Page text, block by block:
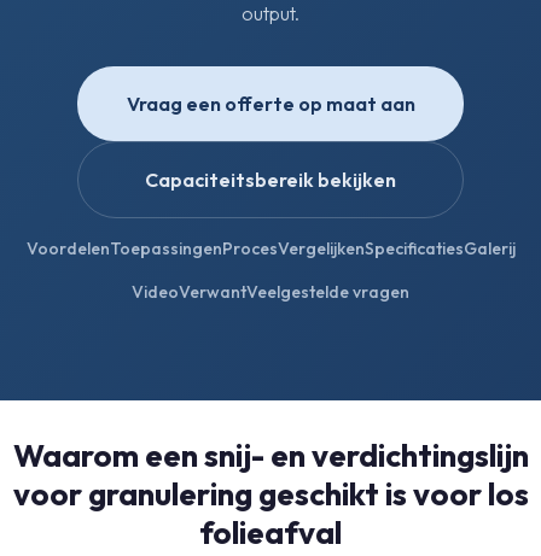
output.
Vraag een offerte op maat aan
Capaciteitsbereik bekijken
VoordelenToepassingenProcesVergelijkenSpecificatiesGalerij
VideoVerwantVeelgestelde vragen
Waarom een snij- en verdichtingslijn
voor granulering geschikt is voor los
folieafval